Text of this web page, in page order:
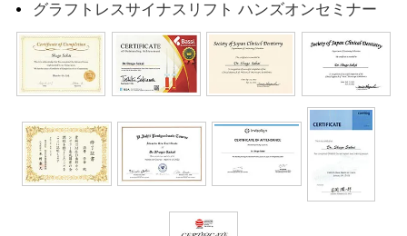
グラフトレスサイナスリフト ハンズオンセミナー